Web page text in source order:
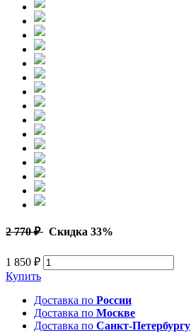
2 770 ₽ Скидка 33%
1 850 ₽
Купить
Доставка по России
Доставка по Москве
Доставка по Санкт-Петербургу